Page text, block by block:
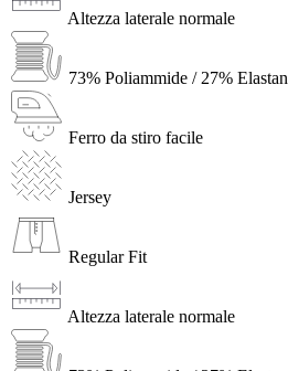
Altezza laterale normale
73% Poliammide / 27% Elastan
Ferro da stiro facile
Jersey
Regular Fit
Altezza laterale normale